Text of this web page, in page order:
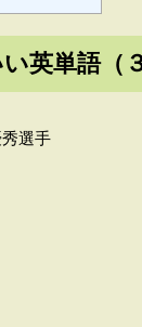
英単語（
選手